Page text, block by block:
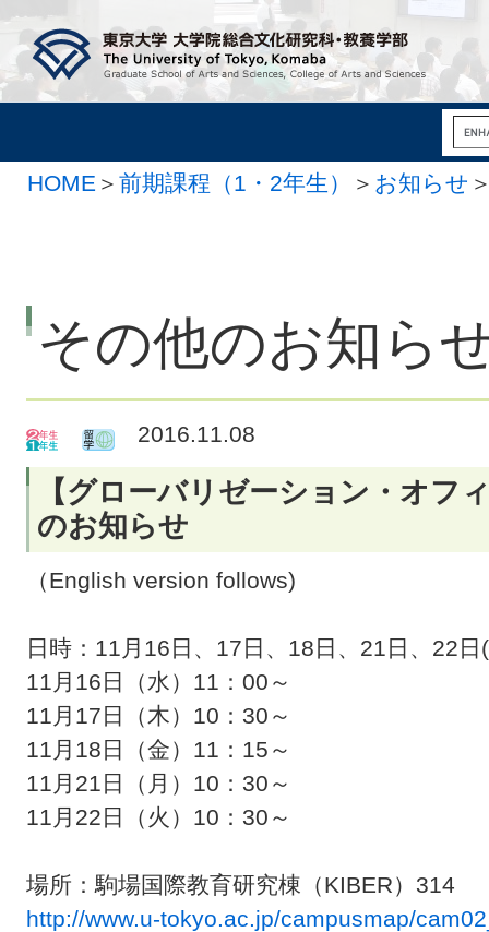
HOME ＞ 前期課程（1・2年生） ＞ お知らせ
その他のお知ら
2016.11.08
【グローバリゼーション・オフ
のお知らせ
（English version follows)
日時：11月16日、17日、18日、21日、22
11月16日（水）11：00～
11月17日（木）10：30～
11月18日（金）11：15～
11月21日（月）10：30～
11月22日（火）10：30～
場所：駒場国際教育研究棟（KIBER）314
http://www.u-tokyo.ac.jp/campusmap/